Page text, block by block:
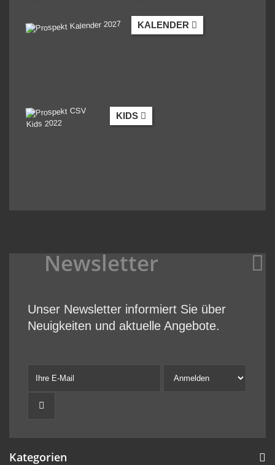
KALENDER
KIDS
Newsletter
Unser Newsletter informiert Sie über
Neuigkeiten und aktuelle Angebote.
Kategorien